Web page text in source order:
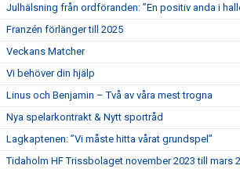
Julhälsning från ordföranden: ”En positiv anda i
Franzén förlänger till 2025
Veckans Matcher
Vi behöver din hjälp
Linus och Benjamin – Två av våra mest trogna
Nya spelarkontrakt & Nytt sportråd
Lagkaptenen: ”Vi måste hitta vårat grundspel”
Tidaholm HF Trissbolaget november 2023 till mars